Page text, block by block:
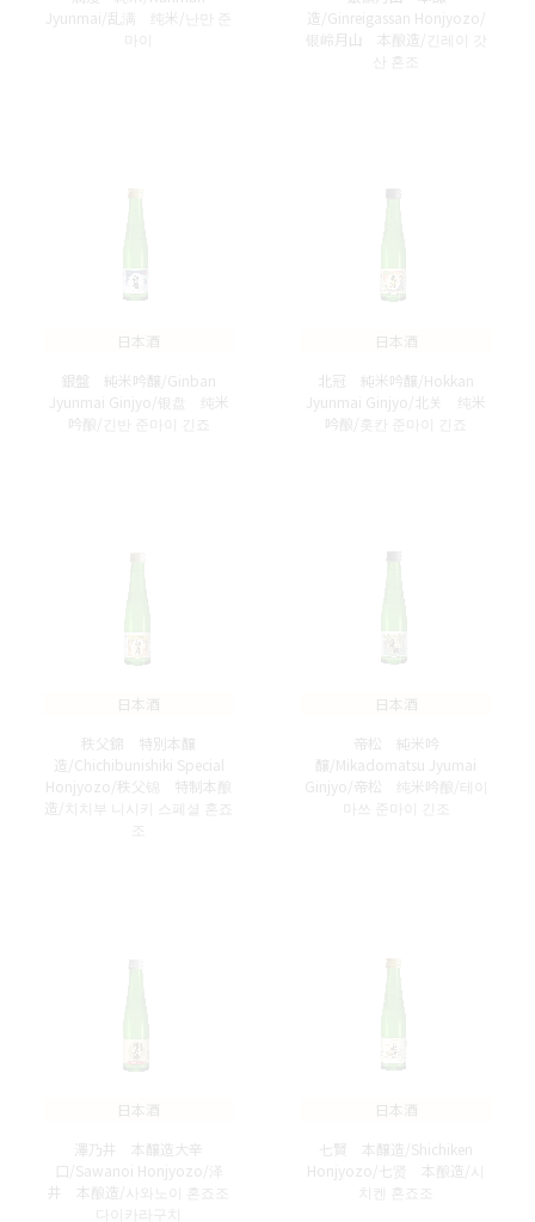
Jyunmai/乱满 纯米/난만 준
造/Ginreigassan Honjyozo/
银岭月山 本酿造/긴레이 갓
日本酒
銀盤 純米吟醸/Ginban
Jyunmai Ginjyo/银盘 纯米
吟酿/긴반 준마이 긴죠
日本酒
北冠 純米吟醸/Hokkan
Jyunmai Ginjyo/北关 纯米
吟酿/홋칸 준마이 긴죠
日本酒
秩父錦 特別本醸
造/Chichibunishiki Special
Honjyozo/秩父锦 特制本酿
造/치치부 니시키 스페셜 혼죠
日本酒
帝松 純米吟
醸/Mikadomatsu Jyumai
Ginjyo/帝松 纯米吟酿/테이
日本酒
澤乃井 本醸造大辛
口/Sawanoi Honjyozo/泽
井 本酿造/사와노이 혼죠조
日本酒
七賢 本醸造/Shichiken
Honjyozo/七贤 本酿造/시